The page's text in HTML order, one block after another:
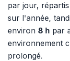
par jour,
sur l'année,
environ 8 h par
environnement
prolongé.